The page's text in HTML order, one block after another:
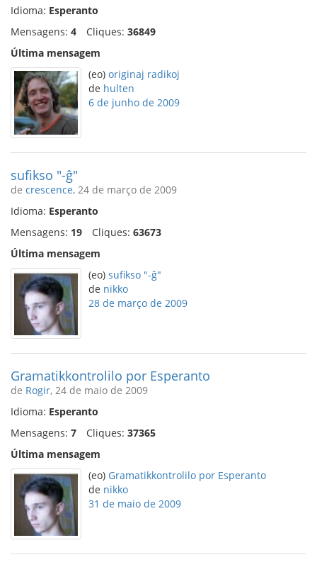
Idioma: Esperanto
Mensagens: 4 Cliques: 36849
Última mensagem
(eo) originaj radikoj
de hulten
6 de junho de 2009
sufikso "-ĝ"
de crescence, 24 de março de 2009
Idioma: Esperanto
Mensagens: 19 Cliques: 63673
Última mensagem
(eo) sufikso "-ĝ"
de nikko
28 de março de 2009
Gramatikkontrolilo por Esperanto
de Rogir, 24 de maio de 2009
Idioma: Esperanto
Mensagens: 7 Cliques: 37365
Última mensagem
(eo) Gramatikkontrolilo por Esperanto
de nikko
31 de maio de 2009